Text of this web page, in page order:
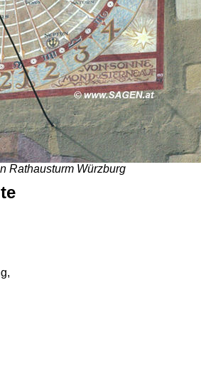
Rathausturm Würzburg